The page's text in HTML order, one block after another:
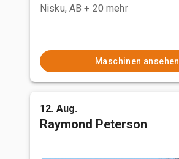
Nisku, AB + 20 mehr
Maschinen ansehen
12. Aug.
Raymond Peterson